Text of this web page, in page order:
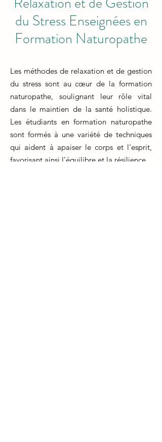
du Stress Enseignées en
Formation Naturopathe
Les méthodes de relaxation et de gestion
du stress sont au cœur de la formation
naturopathe, soulignant leur rôle vital
dans le maintien de la santé holistique.
Les étudiants en formation naturopathe
sont formés à une variété de techniques
qui aident à apaiser le corps et l'esprit,
favorisant ainsi l'équilibre et la résilience.